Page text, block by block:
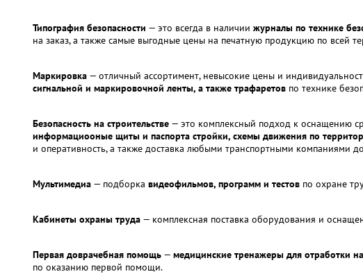
Типография безопасности — это всегда в наличии журналы по технике
на заказ, а также самые выгодные цены на печатную продукцию по всей
Маркировка — отличный ассортимент, невысокие цены и
сигнальной и маркировочной ленты, а также трафаретов по технике
Безопасность на строительстве — это комплексный подход к оснащению
информациооные щиты и паспорта стройки, схемы движения по
и оперативность, а также доставка любыми транспортными
Мультимедиа — подборка видеофильмов, программ и тестов по охране
Кабинеты охраны труда — комплексная поставка оборудования и
Первая доврачебная помощь — медицинские тренажеры для отработки
по оказанию первой помощи.